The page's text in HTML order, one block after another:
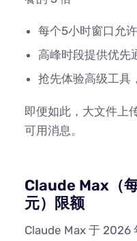
每个5小时窗口允
高峰时段提供优先
抢先体验高级工具
即便如此，大文件上
可用消息。
Claude Max（
元）限额
Claude Max 于 2026